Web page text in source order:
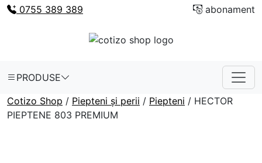
0755 389 389 abonament
PRODUSE
Cotizo Shop / Piepteni și perii / Piepteni / HECTOR
PIEPTENE 803 PREMIUM